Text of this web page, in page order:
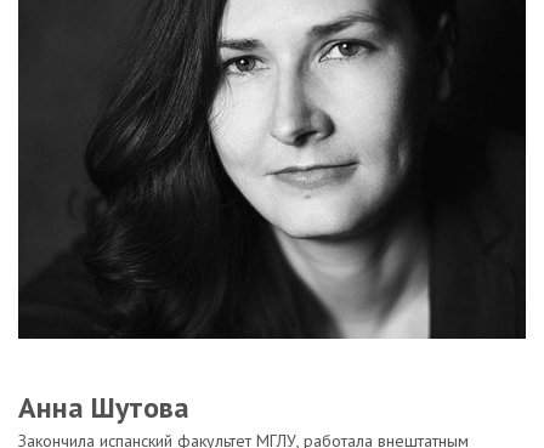
Анна Шутова
Закончила испанский факультет МГЛУ, работала внештатным